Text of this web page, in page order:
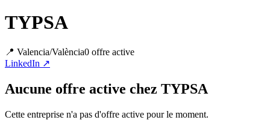
TYPSA
📍 Valencia/València0 offre active
LinkedIn ↗
Aucune offre active chez TYPSA
Cette entreprise n'a pas d'offre active pour le moment.